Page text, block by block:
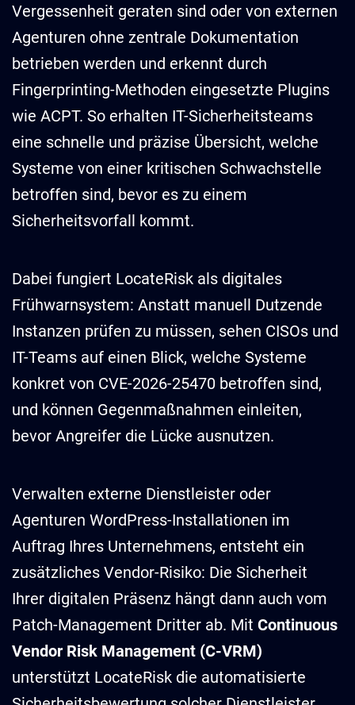
Vergessenheit geraten sind oder von externen
Agenturen ohne zentrale Dokumentation
betrieben werden und erkennt durch
Fingerprinting-Methoden eingesetzte Plugins
wie ACPT. So erhalten IT-Sicherheitsteams
eine schnelle und präzise Übersicht, welche
Systeme von einer kritischen Schwachstelle
betroffen sind, bevor es zu einem
Sicherheitsvorfall kommt.
Dabei fungiert LocateRisk als digitales
Frühwarnsystem: Anstatt manuell Dutzende
Instanzen prüfen zu müssen, sehen CISOs und
IT-Teams auf einen Blick, welche Systeme
konkret von CVE-2026-25470 betroffen sind,
und können Gegenmaßnahmen einleiten,
bevor Angreifer die Lücke ausnutzen.
Verwalten externe Dienstleister oder
Agenturen WordPress-Installationen im
Auftrag Ihres Unternehmens, entsteht ein
zusätzliches Vendor-Risiko: Die Sicherheit
Ihrer digitalen Präsenz hängt dann auch vom
Patch-Management Dritter ab. Mit Continuous
Vendor Risk Management (C-VRM)
unterstützt LocateRisk die automatisierte